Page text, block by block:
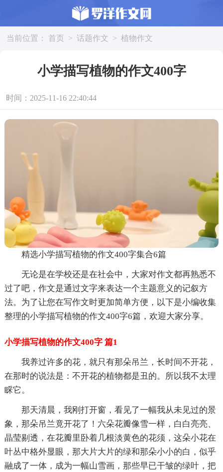
当前位置： 首页 > 话题作文 > 植物作文
小学描写植物的作文400字
时间：2025-11-16 22:40:44
精选小学描写植物的作文400字集合6篇
无论是在学校还是在社会中，大家对作文都再熟悉不
过了吧，作文是通过文字来表达一个主题意义的记叙方
法。为了让您在写作文时更加简单方便，以下是小编收集
整理的小学描写植物的作文400字6篇，欢迎大家分享。
小学描写植物的作文400字 篇1
我养过许多的花，就只有那朵吊兰，长时间不开花，
在那时的说法是：不开花的植物都是丑的。所以我不太理
睬它。
那天清晨，我刚打开窗，看见了一幅我从未见过的景
象，那朵吊兰竟开花了！六朵花瓣像雪一样，白白亮亮、
晶莹剔透，在花瓣里卧着几根淡黄色的花须，这朵小花在
叶丛中格外显眼，那大片大片的绿和那朵小小的白，似乎
融成了一体，成为一幅山雪画，那些早已干皱的绿叶，把